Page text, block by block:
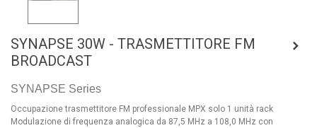
SYNAPSE 30W - TRASMETTITORE FM
BROADCAST
SYNAPSE Series
Occupazione trasmettitore FM professionale MPX solo 1 unità rack
Modulazione di frequenza analogica da 87,5 MHz a 108,0 MHz con